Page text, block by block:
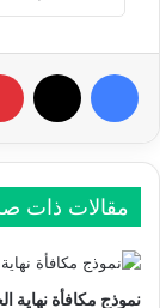
فيسبوك
مقالات ذات
نموذج مكافأة نهاية